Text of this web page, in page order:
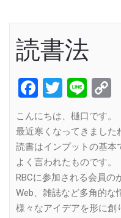
読書法
Facebook
Twitter
Line
こんにちは、樋口です。
最近寒くなってきました
読書はインプットの基本
よく言われたものです。
RBCに参加される会員の
Web、雑誌など多角的な
様々なアイデアを形に創